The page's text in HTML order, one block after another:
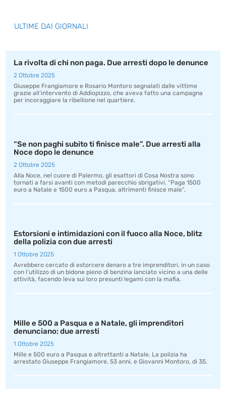
ULTIME DAI GIORNALI
La rivolta di chi non paga. Due arresti dopo le denunce
2 Ottobre 2025
Giuseppe Frangiamore e Rosario Montoro segnalati dalle vittime
grazie all’intervento di Addiopizzo, che aveva fatto una campagna
per incoraggiare la ribellione nel quartiere.
“Se non paghi subito ti finisce male”. Due arresti alla
Noce dopo le denunce
2 Ottobre 2025
Alla Noce, nel cuore di Palermo, gli esattori di Cosa Nostra sono
tornati a farsi avanti con metodi parecchio sbrigativi. “Paga 1500
euro a Natale e 1500 euro a Pasqua, altrimenti finisce male”.
Estorsioni e intimidazioni con il fuoco alla Noce, blitz
della polizia con due arresti
1 Ottobre 2025
Avrebbero cercato di estorcere denaro a tre imprenditori, in un caso
con l’utilizzo di un bidone pieno di benzina lanciato vicino a una delle
attività, facendo leva sui loro presunti legami con la mafia.
Mille e 500 a Pasqua e a Natale, gli imprenditori
denunciano: due arresti
1 Ottobre 2025
Mille e 500 euro a Pasqua e altrettanti a Natale. La polizia ha
arrestato Giuseppe Frangiamore, 53 anni, e Giovanni Montoro, di 35.